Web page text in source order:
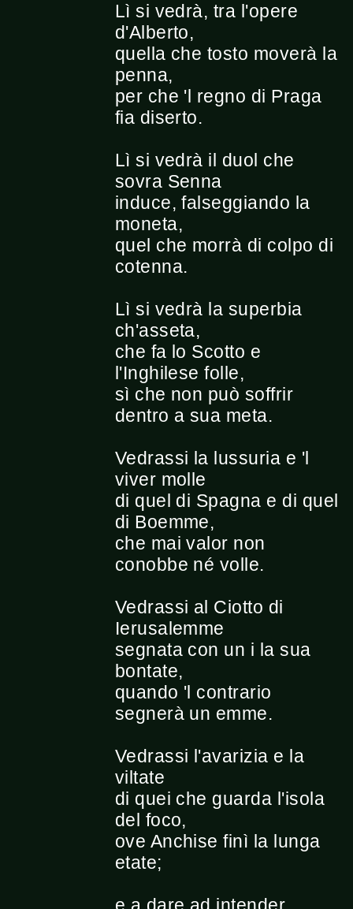
Lì si vedrà, tra l'opere
d'Alberto,
quella che tosto moverà la
penna,
per che 'l regno di Praga
fia diserto.
Lì si vedrà il duol che
sovra Senna
induce, falseggiando la
moneta,
quel che morrà di colpo di
cotenna.
Lì si vedrà la superbia
ch'asseta,
che fa lo Scotto e
l'Inghilese folle,
sì che non può soffrir
dentro a sua meta.
Vedrassi la lussuria e 'l
viver molle
di quel di Spagna e di quel
di Boemme,
che mai valor non
conobbe né volle.
Vedrassi al Ciotto di
Ierusalemme
segnata con un i la sua
bontate,
quando 'l contrario
segnerà un emme.
Vedrassi l'avarizia e la
viltate
di quei che guarda l'isola
del foco,
ove Anchise finì la lunga
etate;